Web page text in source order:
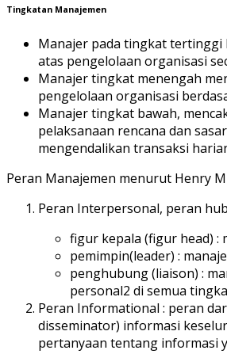
Tingkatan Manajemen
Manajer pada tingkat tertinggi
atas pengelolaan organisasi
Manajer tingkat menengah
pengelolaan organisasi
Manajer tingkat bawah,
pelaksanaan rencana dan
mengendalikan transaksi
Peran Manajemen menurut Henry
Peran Interpersonal, peran
figur kepala (figur head) :
pemimpin(leader) :
penghubung (liaison) :
personal2 di semua
Peran Informational : peran
disseminator) informasi
pertanyaan tentang informasi